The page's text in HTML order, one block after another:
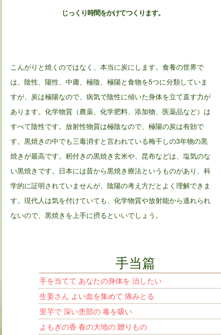
じっくり時間をかけてつくります。
こんがりと焼くのではなく、本当に炭にします。食養の世界で
は、陰性、陽性、中庸、極陰、極陽と食物を5つに分類していま
すが、炭は極陽なので、病気で陰性に傾いた身体を立て直す力が
あります。化学物質（農薬、化学肥料、添加物、医薬品など）は
すべて陰性です。放射性物質は極陰なので、極陽の炭は有効で
す。黒焼きの中でも三毒消すと言われている梅干しの3年物の黒
焼きが最高です。籾付きの黒焼き玄米や、昆布などは、塩気のな
い黒焼きです。日本には昔から黒焼き療法というものがあり、科
学的に証明されていませんが、陰陽の考え方だとよく理解できま
す。現代人は気を付けていても、化学物質や放射能から逃れられ
ないので、黒焼きを上手に摂るといいでしょう。
手当篇
手を当てて あなたの身体を 治したい
生姜さん よい血を集めて 痛みとる
里芋で 深い患部の 毒を吸い
よもぎの香 春の大地の 贈りもの